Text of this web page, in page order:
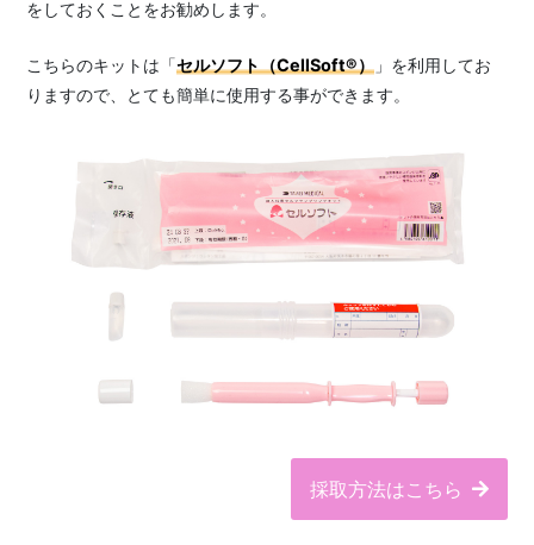
をしておくことをお勧めします。
こちらのキットは「セルソフト（CellSoft®） 」を利用してお
りますので、とても簡単に使用する事ができます。
採取方法はこちら